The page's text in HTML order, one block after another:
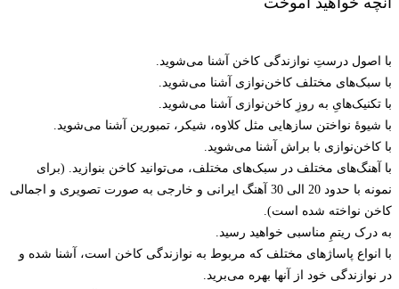
با اصول درستِ نوازندگی کاخن آشنا می‌شوید.
با سبک‌های مختلف کاخن‌نوازی آشنا می‌شوید.
با تکنیک‌هایِ به روزِ کاخن‌نوازی آشنا می‌شوید.
با شیوۀ نواختن سازهایی مثل کلاوه، شیکر، تمبورین آشنا می‌شوید.
با کاخن‌نوازی با براش آشنا می‌شوید.
با آهنگ‌های مختلف در سبک‌های مختلف، می‌توانید کاخن بنوازید. (برای
نمونه با حدود 20 الی 30 آهنگ ایرانی و خارجی به صورت تصویری و اجمالی
کاخن نواخته شده است).
به درک ریتمِ مناسبی خواهید رسید.
با انواع پاساژهای مختلف که مربوط به نوازندگی کاخن است، آشنا شده و
در نوازندگی خود از آنها بهره می‌برید.